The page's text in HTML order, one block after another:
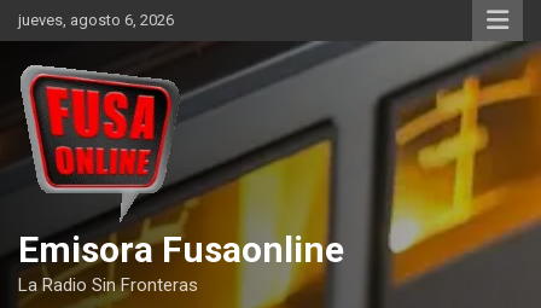
Skip
to
content
jueves, agosto 6, 2026
Emisora Fusaonline
La Radio Sin Fronteras